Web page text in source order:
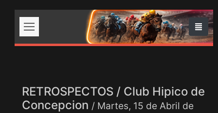
RETROSPECTOS / Club Hipico de
Concepcion / Martes, 15 de Abril de